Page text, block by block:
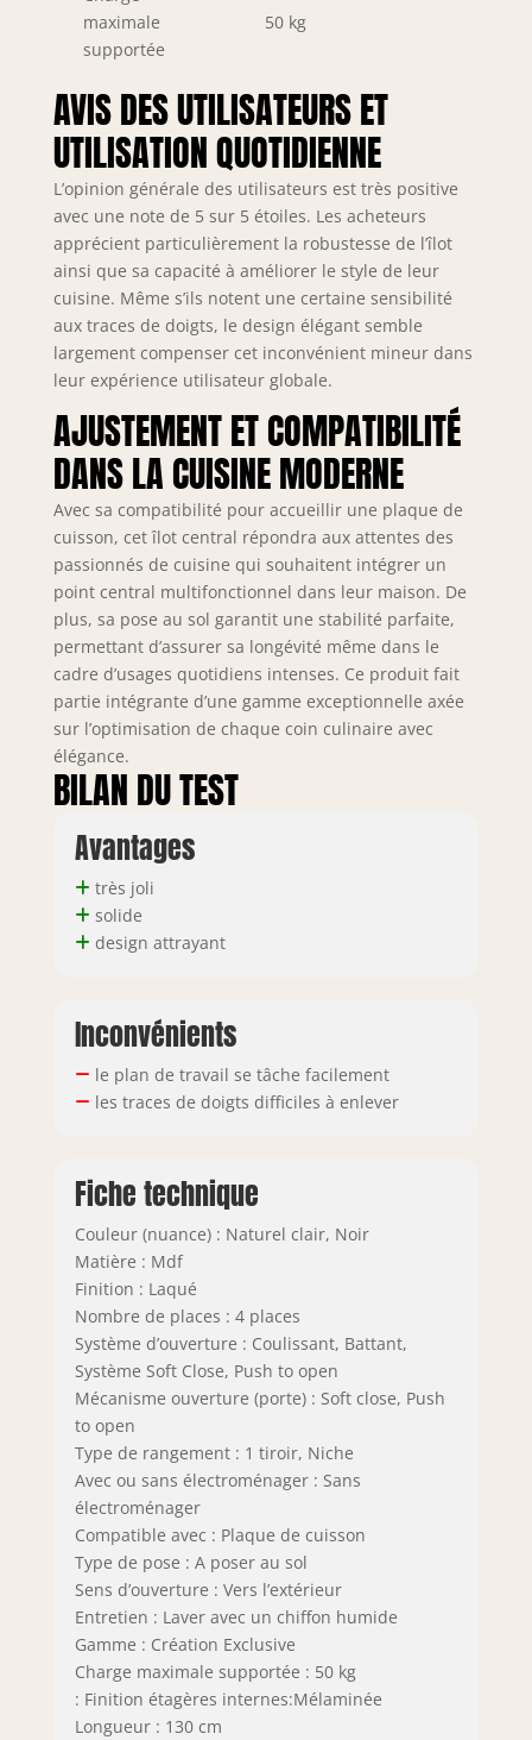
maximale
supportée
50 kg
AVIS DES UTILISATEURS ET
UTILISATION QUOTIDIENNE
L’opinion générale des utilisateurs est très positive
avec une note de 5 sur 5 étoiles. Les acheteurs
apprécient particulièrement la robustesse de l’îlot
ainsi que sa capacité à améliorer le style de leur
cuisine. Même s’ils notent une certaine sensibilité
aux traces de doigts, le design élégant semble
largement compenser cet inconvénient mineur dans
leur expérience utilisateur globale.
AJUSTEMENT ET COMPATIBILITÉ
DANS LA CUISINE MODERNE
Avec sa compatibilité pour accueillir une plaque de
cuisson, cet îlot central répondra aux attentes des
passionnés de cuisine qui souhaitent intégrer un
point central multifonctionnel dans leur maison. De
plus, sa pose au sol garantit une stabilité parfaite,
permettant d’assurer sa longévité même dans le
cadre d’usages quotidiens intenses. Ce produit fait
partie intégrante d’une gamme exceptionnelle axée
sur l’optimisation de chaque coin culinaire avec
élégance.
BILAN DU TEST
Avantages
très joli
solide
design attrayant
Inconvénients
le plan de travail se tâche facilement
les traces de doigts difficiles à enlever
Fiche technique
Couleur (nuance) : Naturel clair, Noir
Matière : Mdf
Finition : Laqué
Nombre de places : 4 places
Système d’ouverture : Coulissant, Battant,
Système Soft Close, Push to open
Mécanisme ouverture (porte) : Soft close, Push
to open
Type de rangement : 1 tiroir, Niche
Avec ou sans électroménager : Sans
électroménager
Compatible avec : Plaque de cuisson
Type de pose : A poser au sol
Sens d’ouverture : Vers l’extérieur
Entretien : Laver avec un chiffon humide
Gamme : Création Exclusive
Charge maximale supportée : 50 kg
: Finition étagères internes:Mélaminée
Longueur : 130 cm